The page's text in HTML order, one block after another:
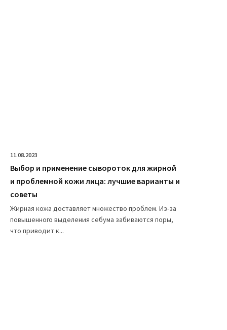
11.08.2023
Выбор и применение сывороток для жирной
и проблемной кожи лица: лучшие варианты и
советы
Жирная кожа доставляет множество проблем. Из-за
повышенного выделения себума забиваются поры,
что приводит к...